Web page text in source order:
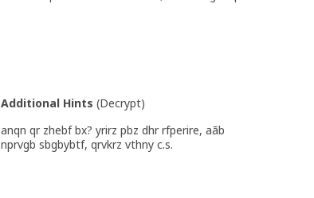
Additional Hints (Decrypt)
anqn qr zhebf bx? yrirz pbz dhr rfperire, aãb
nprvgb sbgbybtf, qrvkrz vthny c.s.